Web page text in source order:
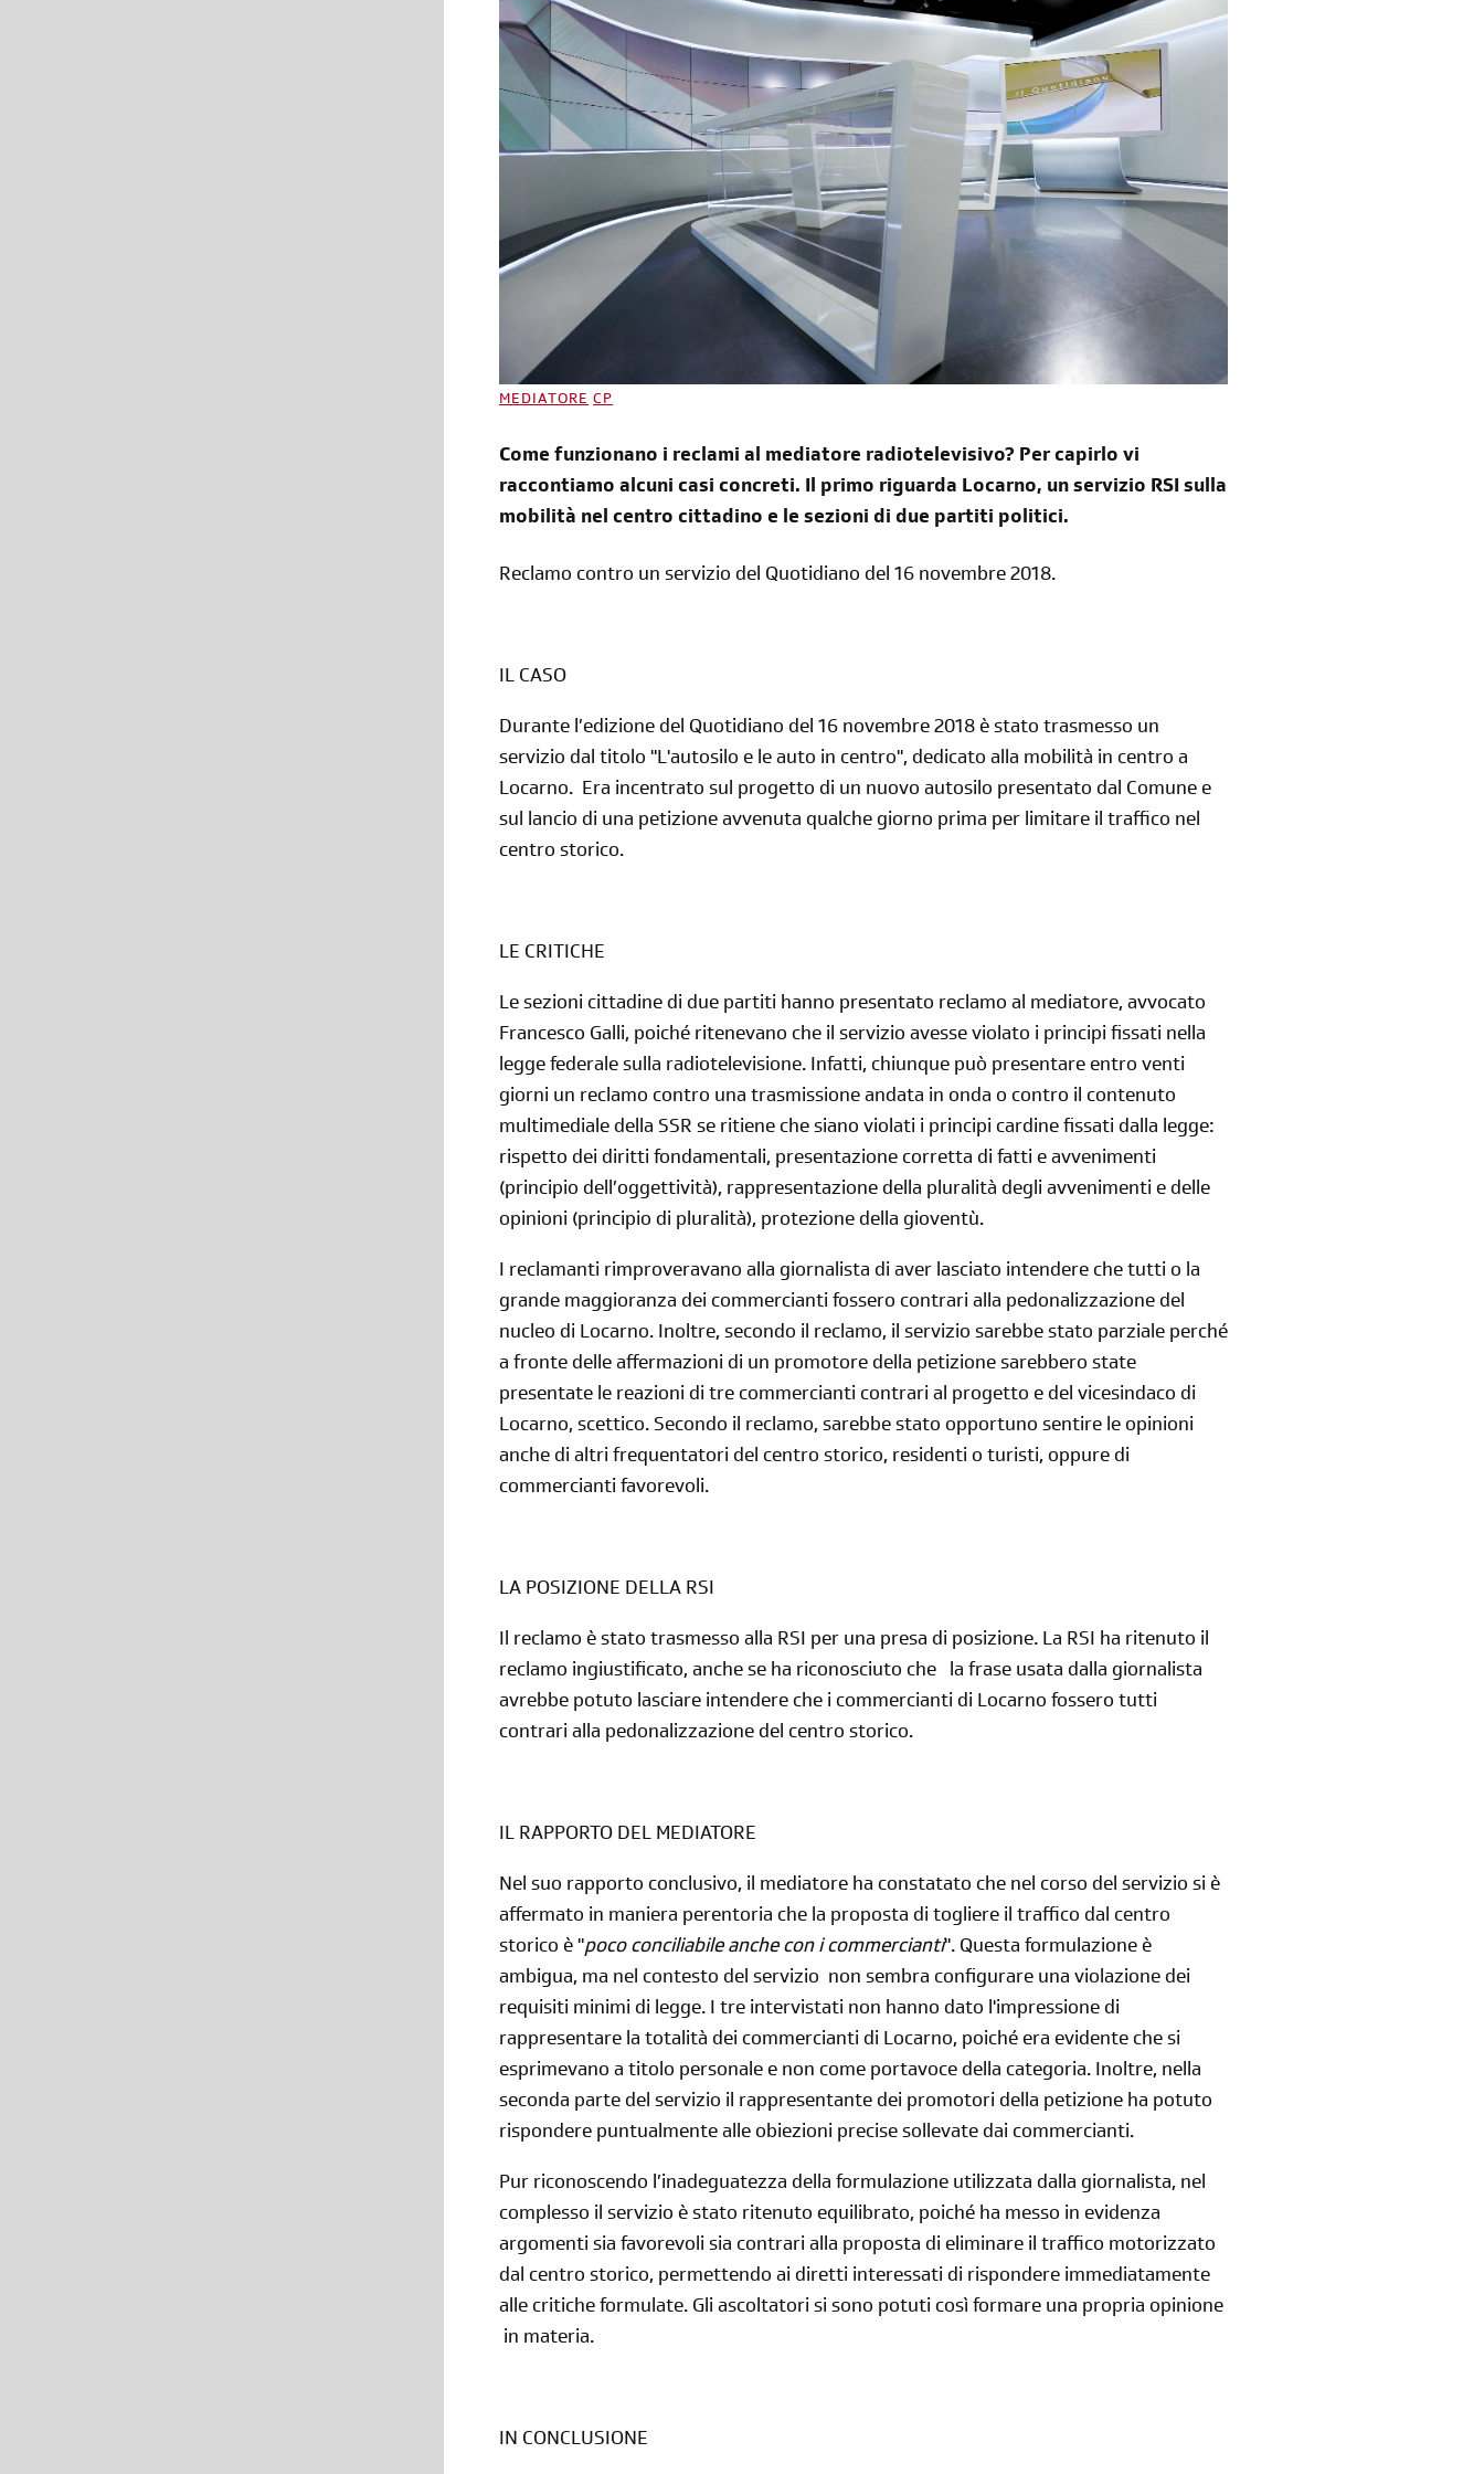
diventa socia/o
iscriviti subito
iscriviti
alla newsletter
di' la tua
area riservata
MEDIATORE CP
Come funzionano i reclami al mediatore radiotelevisivo? Per capirlo vi
raccontiamo alcuni casi concreti. Il primo riguarda Locarno, un servizio RSI sulla
mobilità nel centro cittadino e le sezioni di due partiti politici.
Reclamo contro un servizio del Quotidiano del 16 novembre 2018.
IL CASO
Durante l’edizione del Quotidiano del 16 novembre 2018 è stato trasmesso un
servizio dal titolo "L'autosilo e le auto in centro", dedicato alla mobilità in centro a
Locarno. Era incentrato sul progetto di un nuovo autosilo presentato dal Comune e
sul lancio di una petizione avvenuta qualche giorno prima per limitare il traffico nel
centro storico.
LE CRITICHE
Le sezioni cittadine di due partiti hanno presentato reclamo al mediatore, avvocato
Francesco Galli, poiché ritenevano che il servizio avesse violato i principi fissati nella
legge federale sulla radiotelevisione. Infatti, chiunque può presentare entro venti
giorni un reclamo contro una trasmissione andata in onda o contro il contenuto
multimediale della SSR se ritiene che siano violati i principi cardine fissati dalla legge:
rispetto dei diritti fondamentali, presentazione corretta di fatti e avvenimenti
(principio dell’oggettività), rappresentazione della pluralità degli avvenimenti e delle
opinioni (principio di pluralità), protezione della gioventù.
I reclamanti rimproveravano alla giornalista di aver lasciato intendere che tutti o la
grande maggioranza dei commercianti fossero contrari alla pedonalizzazione del
nucleo di Locarno. Inoltre, secondo il reclamo, il servizio sarebbe stato parziale perché
a fronte delle affermazioni di un promotore della petizione sarebbero state
presentate le reazioni di tre commercianti contrari al progetto e del vicesindaco di
Locarno, scettico. Secondo il reclamo, sarebbe stato opportuno sentire le opinioni
anche di altri frequentatori del centro storico, residenti o turisti, oppure di
commercianti favorevoli.
LA POSIZIONE DELLA RSI
Il reclamo è stato trasmesso alla RSI per una presa di posizione. La RSI ha ritenuto il
reclamo ingiustificato, anche se ha riconosciuto che la frase usata dalla giornalista
avrebbe potuto lasciare intendere che i commercianti di Locarno fossero tutti
contrari alla pedonalizzazione del centro storico.
IL RAPPORTO DEL MEDIATORE
Nel suo rapporto conclusivo, il mediatore ha constatato che nel corso del servizio si è
affermato in maniera perentoria che la proposta di togliere il traffico dal centro
storico è "poco conciliabile anche con i commercianti". Questa formulazione è
ambigua, ma nel contesto del servizio non sembra configurare una violazione dei
requisiti minimi di legge. I tre intervistati non hanno dato l'impressione di
rappresentare la totalità dei commercianti di Locarno, poiché era evidente che si
esprimevano a titolo personale e non come portavoce della categoria. Inoltre, nella
seconda parte del servizio il rappresentante dei promotori della petizione ha potuto
rispondere puntualmente alle obiezioni precise sollevate dai commercianti.
Pur riconoscendo l’inadeguatezza della formulazione utilizzata dalla giornalista, nel
complesso il servizio è stato ritenuto equilibrato, poiché ha messo in evidenza
argomenti sia favorevoli sia contrari alla proposta di eliminare il traffico motorizzato
dal centro storico, permettendo ai diretti interessati di rispondere immediatamente
alle critiche formulate. Gli ascoltatori si sono potuti così formare una propria opinione
in materia.
IN CONCLUSIONE